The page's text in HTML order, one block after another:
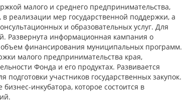
малого и среднего предпринимательства,
реализации мер государственной поддержки, а
и образовательных услуг. Для
Развернута информационная кампания о
объем финансирования муниципальных программ.
малого предпринимательства края,
Фонда и его продуктах. Развивается
участников государственных закупок.
инкубатора, которое состоится в